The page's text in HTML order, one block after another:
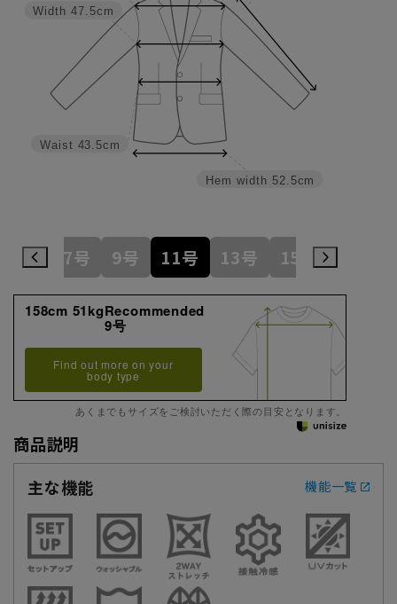
Hem width 52.5cm
Waist 43.5cm
Width 47.5cm
5号 7号 9号 11号 13号 15号
158cm 51kgRecommended
9号
Find out more on your
body type
あくまでもサイズをご検討いただく際の目安となります。
商品説明
主な機能
機能一覧